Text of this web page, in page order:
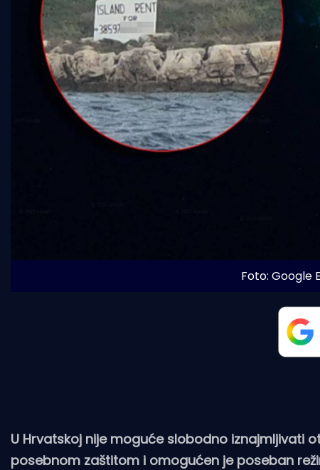
Foto: Google
U Hrvatskoj nije moguće slobodno iznajmljivati
posebnom zaštitom i omogućen je poseban